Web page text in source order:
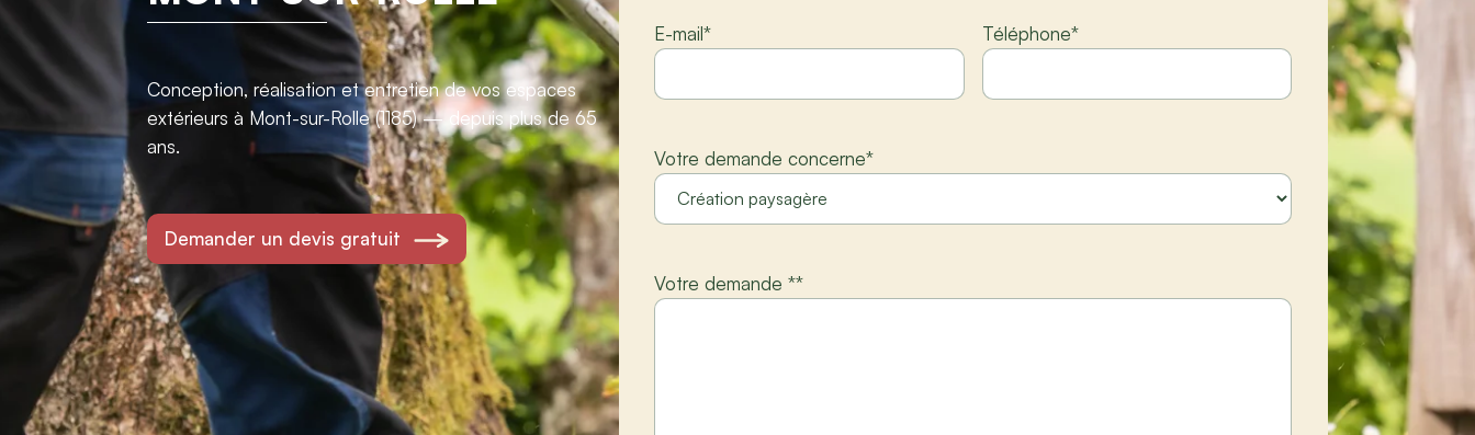
Conception, réalisation et entretien de vos espaces
extérieurs à Mont-sur-Rolle (1185) — depuis plus de 65
ans.
Demander un devis gratuit
E-mail* Téléphone*
Votre demande concerne*
Votre demande **